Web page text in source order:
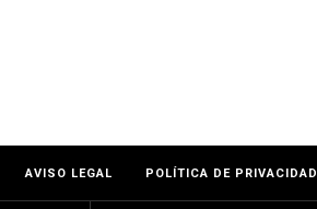
AVISO LEGAL POLÍTICA DE PRIVACIDAD